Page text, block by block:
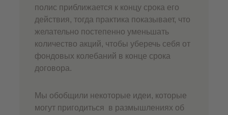
полис приближается к концу срока его
действия, тогда практика показывает, что
желательно постепенно уменьшать
количество акций, чтобы уберечь себя от
фондовых колебаний в конце срока
договора.
Мы обобщили некоторые идеи, которые
могут пригодиться в размышлениях об